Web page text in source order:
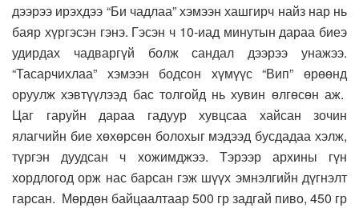
дээрээ ирэхдээ “Би чадлаа” хэмээн хашгирч найз нар нь
баяр хүргэсэн гэнэ. Гэсэн ч 10-иад минутын дараа биеэ
удирдах чадваргүй болж сандал дээрээ унажээ.
“Тасарчихлаа” хэмээн бодсон хүмүүс “Вип” өрөөнд
оруулж хэвтүүлээд бас толгойд нь хувин өлгөсөн аж.
Цаг гаруйн дараа гадуур хувцсаа хайсан зочин
ялагчийн бие хөхөрсөн болохыг мэдээд бусдадаа хэлж,
түргэн дуудсан ч хожимджээ. Тэрээр архины гүн
хордлогод орж нас барсан гэж шүүх эмнэлгийн дүгнэлт
гарсан. Мөрдөн байцаалтаар 500 гр задгай пиво, 450 гр